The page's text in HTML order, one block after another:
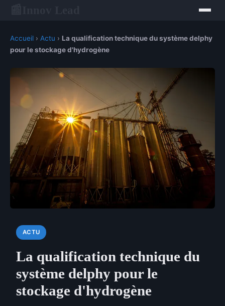
Accueil › Actu › La qualification technique du système delphy
pour le stockage d'hydrogène
ACTU
La qualification technique du
système delphy pour le
stockage d'hydrogène